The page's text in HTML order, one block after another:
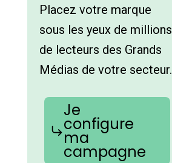
Placez votre marque
sous les yeux de millions
de lecteurs des Grands
Médias de votre secteur.
Je
configure
ma
campagne